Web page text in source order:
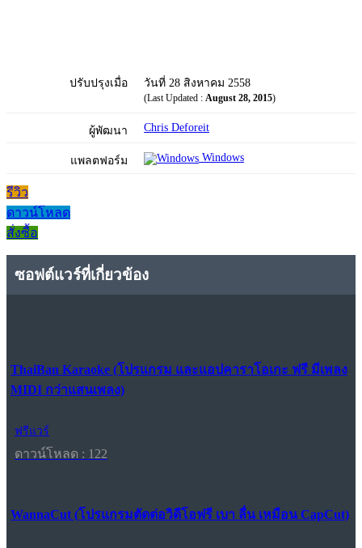
ปรับปรุงเมื่อ วันที่ 28 สิงหาคม 2558
(Last Updated : August 28, 2015)
ผู้พัฒนา Chris Deforeit
แพลตฟอร์ม Windows
รีวิว
ดาวน์โหลด
สั่งซื้อ
ซอฟต์แวร์ที่เกี่ยวข้อง
ThaiBan Karaoke (โปรแกรม และแอปคาราโอเกะ ฟรี มีเพลง
MIDI กว่าแสนเพลง)
ฟรีแวร์
ดาวน์โหลด : 122
WannaCut (โปรแกรมตัดต่อวิดีโอฟรี เบา ลื่น เหมือน CapCut)